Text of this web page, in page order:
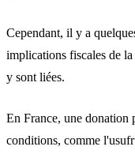
Cependant, il y a
implications fiscales de
y sont liées.
En France, une donation
conditions, comme